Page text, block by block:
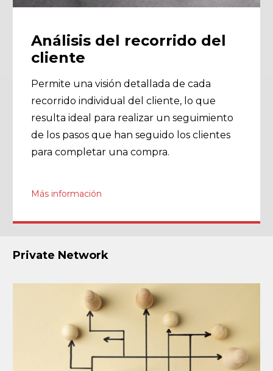
Análisis del recorrido del
cliente
Permite una visión detallada de cada
recorrido individual del cliente, lo que
resulta ideal para realizar un seguimiento
de los pasos que han seguido los clientes
para completar una compra.
Más información
Private Network